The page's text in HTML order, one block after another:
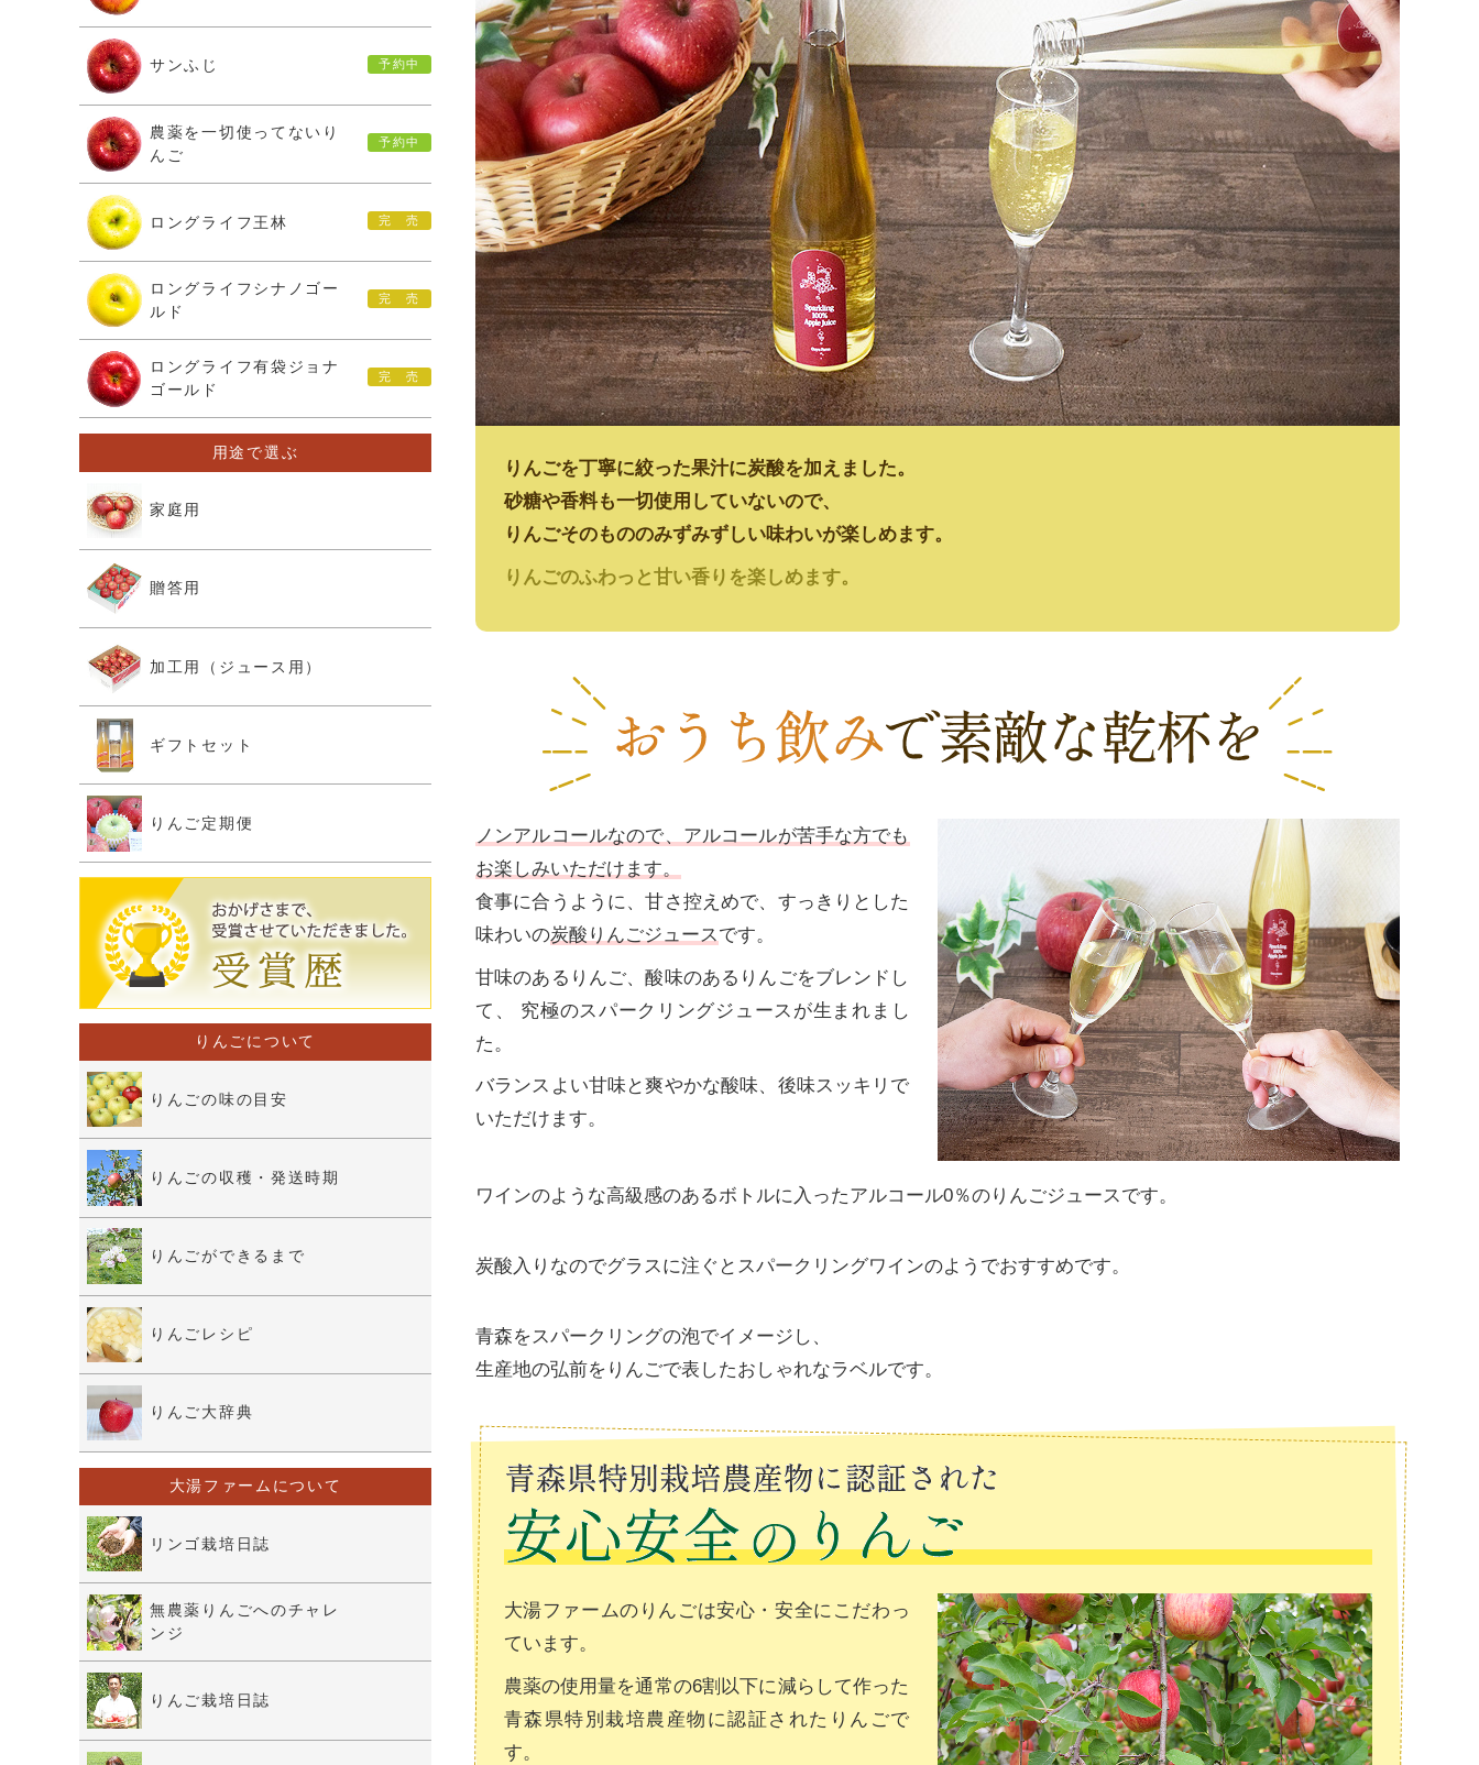
りんごを丁寧に絞った果汁に炭酸を加えました。
砂糖や香料も一切使用していないので、
りんごそのもののみずみずしい味わいが楽しめます。
りんごのふわっと甘い香りを楽しめます。
ノンアルコールなので、アルコールが苦手な方でも
お楽しみいただけます。
食事に合うように、甘さ控えめで、すっきりとした
味わいの炭酸りんごジュースです。
甘味のあるりんご、酸味のあるりんごをブレンドし
て、 究極のスパークリングジュースが生まれまし
た。
バランスよい甘味と爽やかな酸味、後味スッキリで
いただけます。
ワインのような高級感のあるボトルに入ったアルコール0％のりんごジュースです。
炭酸入りなのでグラスに注ぐとスパークリングワインのようでおすすめです。
青森をスパークリングの泡でイメージし、
生産地の弘前をりんごで表したおしゃれなラベルです。
大湯ファームのりんごは安心・安全にこだわっ
ています。
農薬の使用量を通常の6割以下に減らして作った
青森県特別栽培農産物に認証されたりんごで
す。
サンふじ
農薬を一切使ってないり
んご
ロングライフ王林
ロングライフシナノゴー
ルド
ロングライフ有袋ジョナ
ゴールド
用途で選ぶ
家庭用
贈答用
加工用（ジュース用）
ギフトセット
りんご定期便
りんごについて
りんごの味の目安
りんごの収穫・発送時期
りんごができるまで
りんごレシピ
りんご大辞典
大湯ファームについて
リンゴ栽培日誌
無農薬りんごへのチャレ
ンジ
りんご栽培日誌